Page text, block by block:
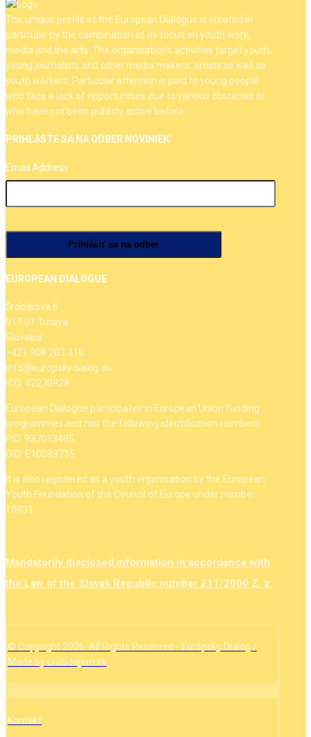
The unique profile of the European Dialogue is created in
particular by the combination of its focus on youth work,
media and the arts. The organisation's activities target youth,
young journalists and other media makers, artists as well as
youth workers. Particular attention is paid to young people
who face a lack of opportunities due to various obstacles or
who have not been publicly active before.
PRIHLÁSTE SA NA ODBER NOVINIEK
Email Address
EUROPEAN DIALOGUE
Šrobárova 6
917 01 Trnava
Slovakia
+421 908 203 410
info@europskydialog.eu
IČO: 42270928
European Dialogue participates in European Union funding
programmes and has the following identification numbers:
PIC: 937013405
OID: E10033715
It is also registered as a youth organisation by the European
Youth Foundation of the Council of Europe under number
10931.
Mandatorily disclosed information in accordance with
the Law of the Slovak Republic number 211/2000 Z. z.
© Copyright 2026. All Rights Reserved - Európsky Dialóg /
Made by urobdojem.sk
Kontakt